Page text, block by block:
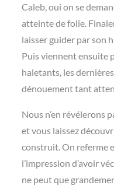
Caleb, oui on se
atteinte de folie.
laisser guider par son
Puis viennent ensuite
haletants, les
dénouement tant
Nous n’en révélerons
et vous laissez
construit. On referme
l’impression d’avoir
ne peut que